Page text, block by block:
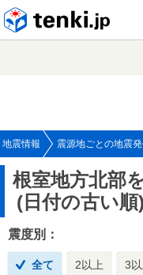
地震情報 震源地ごとの地震
根室地方北部
(日付の古い順)
震度別：
全て 2以上 3